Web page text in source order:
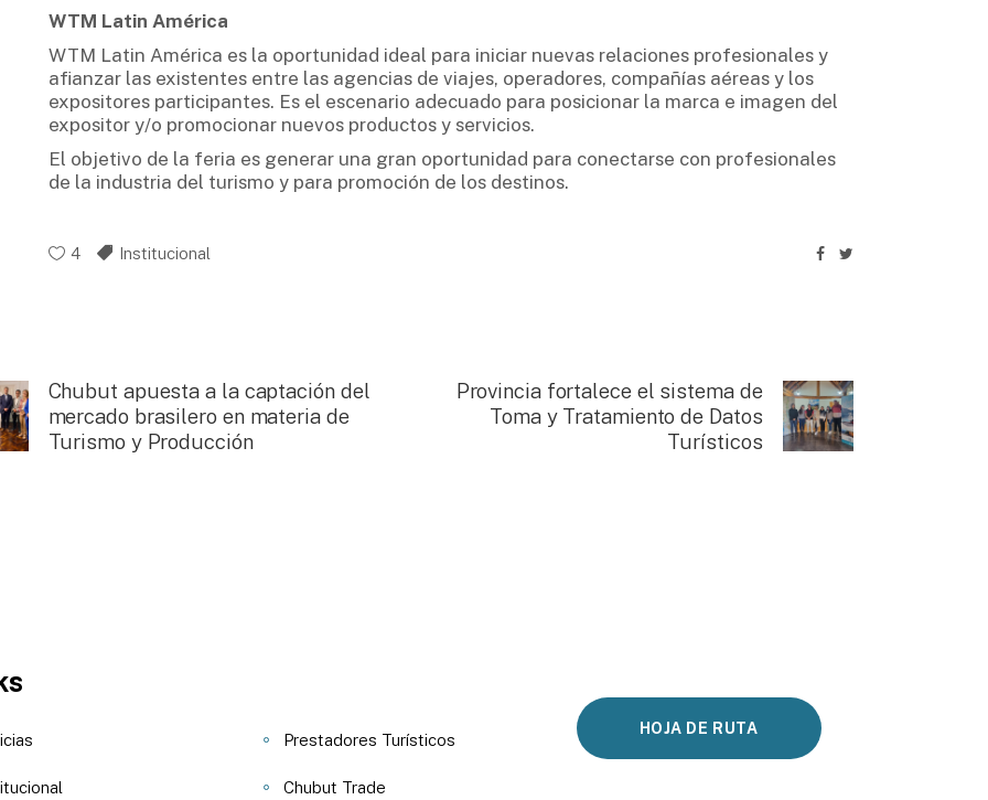
WTM Latin América
WTM Latin América es la oportunidad ideal para iniciar nuevas relaciones profesionales y
afianzar las existentes entre las agencias de viajes, operadores, compañías aéreas y los
expositores participantes. Es el escenario adecuado para posicionar la marca e imagen del
expositor y/o promocionar nuevos productos y servicios.
El objetivo de la feria es generar una gran oportunidad para conectarse con profesionales
de la industria del turismo y para promoción de los destinos.
4 Institucional
Chubut apuesta a la captación del
mercado brasilero en materia de
Turismo y Producción
Provincia fortalece el sistema de
Toma y Tratamiento de Datos
Turísticos
Prestadores Turísticos
Chubut Trade
HOJA DE RUTA